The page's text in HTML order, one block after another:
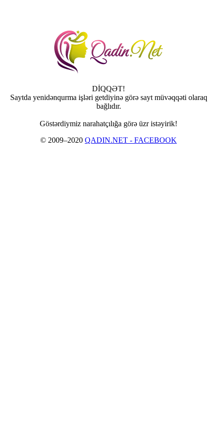
DİQQƏT!
Saytda yenidənqurma işləri getdiyinə görə sayt müvəqqəti olaraq
bağlıdır.
Göstərdiymiz narahatçılığa görə üzr istəyirik!
© 2009–2020 QADIN.NET - FACEBOOK